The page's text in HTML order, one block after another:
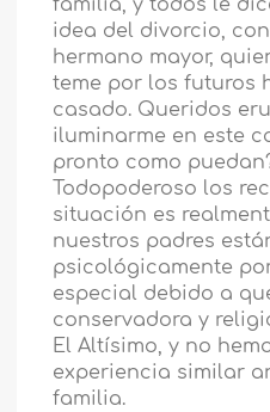
familia, y todos le
idea del divorcio,
hermano mayor,
teme por los futuros
casado. Queridos
iluminarme en este
pronto como
Todopoderoso los
situación es
nuestros padres
psicológicamente
especial debido a
conservadora y
El Altísimo, y no
experiencia similar
familia.